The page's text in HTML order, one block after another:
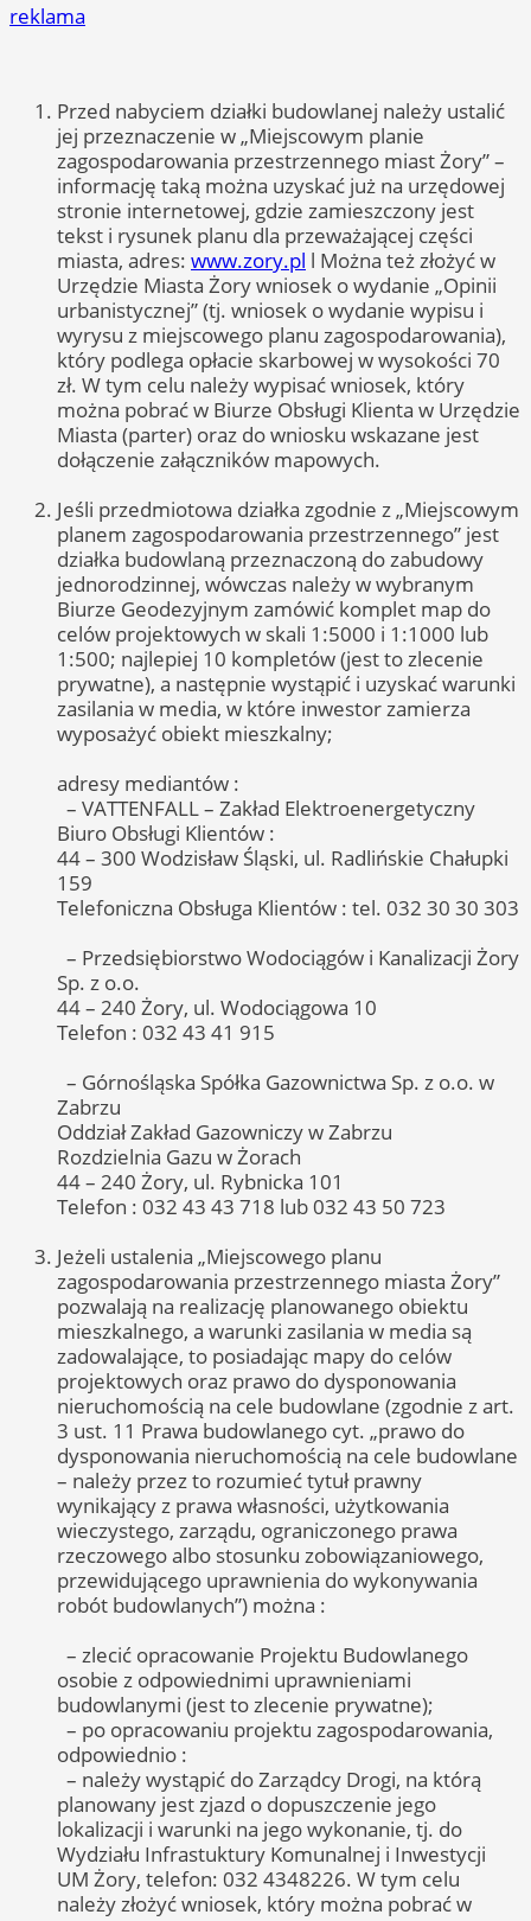
reklama
Przed nabyciem działki budowlanej należy ustalić
jej przeznaczenie w „Miejscowym planie
zagospodarowania przestrzennego miast Żory” –
informację taką można uzyskać już na urzędowej
stronie internetowej, gdzie zamieszczony jest
tekst i rysunek planu dla przeważającej części
miasta, adres: www.zory.pl l Można też złożyć w
Urzędzie Miasta Żory wniosek o wydanie „Opinii
urbanistycznej” (tj. wniosek o wydanie wypisu i
wyrysu z miejscowego planu zagospodarowania),
który podlega opłacie skarbowej w wysokości 70
zł. W tym celu należy wypisać wniosek, który
można pobrać w Biurze Obsługi Klienta w Urzędzie
Miasta (parter) oraz do wniosku wskazane jest
dołączenie załączników mapowych.
Jeśli przedmiotowa działka zgodnie z „Miejscowym
planem zagospodarowania przestrzennego” jest
działka budowlaną przeznaczoną do zabudowy
jednorodzinnej, wówczas należy w wybranym
Biurze Geodezyjnym zamówić komplet map do
celów projektowych w skali 1:5000 i 1:1000 lub
1:500; najlepiej 10 kompletów (jest to zlecenie
prywatne), a następnie wystąpić i uzyskać warunki
zasilania w media, w które inwestor zamierza
wyposażyć obiekt mieszkalny;
adresy mediantów :
– VATTENFALL – Zakład Elektroenergetyczny
Biuro Obsługi Klientów :
44 – 300 Wodzisław Śląski, ul. Radlińskie Chałupki
159
Telefoniczna Obsługa Klientów : tel. 032 30 30 303
– Przedsiębiorstwo Wodociągów i Kanalizacji Żory
Sp. z o.o.
44 – 240 Żory, ul. Wodociągowa 10
Telefon : 032 43 41 915
– Górnośląska Spółka Gazownictwa Sp. z o.o. w
Zabrzu
Oddział Zakład Gazowniczy w Zabrzu
Rozdzielnia Gazu w Żorach
44 – 240 Żory, ul. Rybnicka 101
Telefon : 032 43 43 718 lub 032 43 50 723
Jeżeli ustalenia „Miejscowego planu
zagospodarowania przestrzennego miasta Żory”
pozwalają na realizację planowanego obiektu
mieszkalnego, a warunki zasilania w media są
zadowalające, to posiadając mapy do celów
projektowych oraz prawo do dysponowania
nieruchomością na cele budowlane (zgodnie z art.
3 ust. 11 Prawa budowlanego cyt. „prawo do
dysponowania nieruchomością na cele budowlane
– należy przez to rozumieć tytuł prawny
wynikający z prawa własności, użytkowania
wieczystego, zarządu, ograniczonego prawa
rzeczowego albo stosunku zobowiązaniowego,
przewidującego uprawnienia do wykonywania
robót budowlanych”) można :
– zlecić opracowanie Projektu Budowlanego
osobie z odpowiednimi uprawnieniami
budowlanymi (jest to zlecenie prywatne);
– po opracowaniu projektu zagospodarowania,
odpowiednio :
– należy wystąpić do Zarządcy Drogi, na którą
planowany jest zjazd o dopuszczenie jego
lokalizacji i warunki na jego wykonanie, tj. do
Wydziału Infrastuktury Komunalnej i Inwestycji
UM Żory, telefon: 032 4348226. W tym celu
należy złożyć wniosek, który można pobrać w